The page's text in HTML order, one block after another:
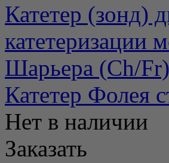
Катетер (зонд)
катетеризации
Шарьера (Ch/
Катетер Фолея
Нет в наличии
Заказать